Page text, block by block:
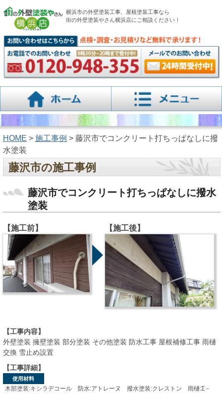
横浜市の外壁塗装工事、屋根塗装工事なら
街の外壁塗装やさん横浜店にご相談ください！
HOME > 施工事例 > 藤沢市でコンクリート打ちっぱなしに撥
水塗装
藤沢市の施工事例
藤沢市でコンクリート打ちっぱなしに撥水
塗装
【施工前】 【施工後】
【工事内容】
外壁塗装 擁壁塗装 部分塗装 その他塗装 防水工事 屋根補修工事 雨樋
交換 雪止め設置
【工事詳細】
使用材料
木部塗装:キシラデコール 防水:アトレーヌ 撥水塗装:クレストン 雨樋:Σ－